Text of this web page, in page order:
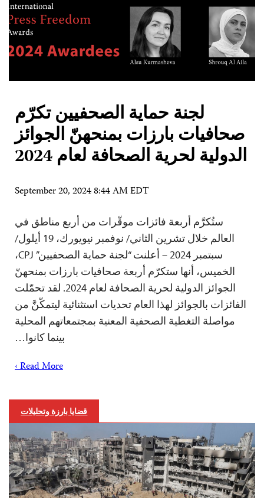
لجنة حماية الصحفيين تكرّم
صحافيات بارزات بمنحهنّ الجوائز
الدولية لحرية الصحافة لعام 2024
September 20, 2024 8:44 AM EDT
ستُكرَّم أربعة فائزات موقّرات من أربع مناطق في
العالم خلال تشرين الثاني/ نوفمبر نيويورك، 19 أيلول/
سبتمبر 2024 – أعلنت “لجنة حماية الصحفيين” CPJ،
الخميس، أنها ستكرّم أربعة صحافيات بارزات بمنحهنّ
الجوائز الدولية لحرية الصحافة لعام 2024. لقد تحمّلت
الفائزات بالجوائز لهذا العام تحديات استثنائية ليتمكّنَّ من
مواصلة التغطية الصحفية المعنية بمجتمعاتهم المحلية
بينما كانوا…
Read More ›
قضايا بارزة وتحليلات